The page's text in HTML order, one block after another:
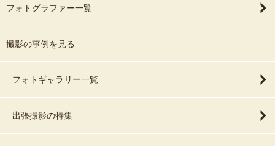
フォトグラファー一覧
撮影の事例を見る
フォトギャラリー一覧
出張撮影の特集